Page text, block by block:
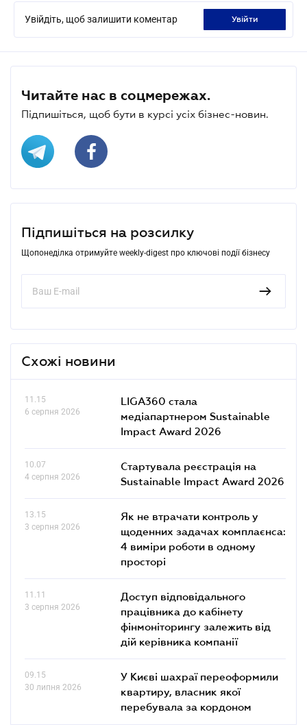
Увійдіть, щоб залишити коментар увійти
Читайте нас в соцмережах.
Підпишіться, щоб бути в курсі усіх бізнес-новин.
Підпишіться на розсилку
Щопонеділка отримуйте weekly-digest про ключові події бізнесу
Схожі новини
11.15
6 серпня 2026
LIGA360 стала
медіапартнером Sustainable
Impact Award 2026
10.07
4 серпня 2026
Стартувала реєстрація на
Sustainable Impact Award 2026
13.15
3 серпня 2026
Як не втрачати контроль у
щоденних задачах комплаєнса:
4 виміри роботи в одному
просторі
11.11
3 серпня 2026
Доступ відповідального
працівника до кабінету
фінмоніторингу залежить від
дій керівника компанії
09.15
30 липня 2026
У Києві шахраї переоформили
квартиру, власник якої
перебувала за кордоном